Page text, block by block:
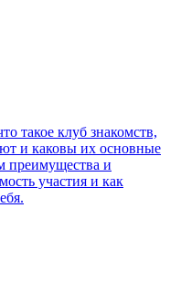
такое клуб знакомств,
и каковы их основные
преимущества и
участия и как